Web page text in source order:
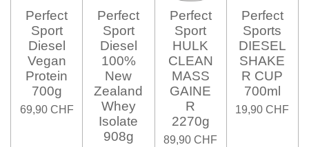
Perfect
Sport
Diesel
Vegan
Protein
700g
69,90 CHF
Perfect
Sport
Diesel
100%
New
Zealand
Whey
Isolate
908g
Perfect
Sport
HULK
CLEAN
MASS
GAINE
R
2270g
89,90 CHF
Perfect
Sports
DIESEL
SHAKE
R CUP
700ml
19,90 CHF